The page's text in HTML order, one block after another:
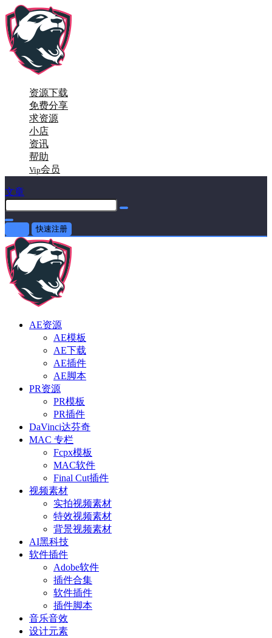
资源下载
免费分享
求资源
小店
资讯
帮助
Vip会员
文章
快速注册
AE资源
AE模板
AE下载
AE插件
AE脚本
PR资源
PR模板
PR插件
DaVinci达芬奇
MAC 专栏
Fcpx模板
MAC软件
Final Cut插件
视频素材
实拍视频素材
特效视频素材
背景视频素材
AI黑科技
软件插件
Adobe软件
插件合集
软件插件
插件脚本
音乐音效
设计元素